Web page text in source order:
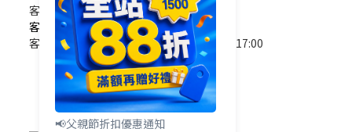
客服電話 / 0965-825-178
客服信箱 / service@e15.com.tw
客服時間 / 週一至週五09:00~12:00/13:00~17:00
(國定假日除外)
📢父親節折扣優惠通知